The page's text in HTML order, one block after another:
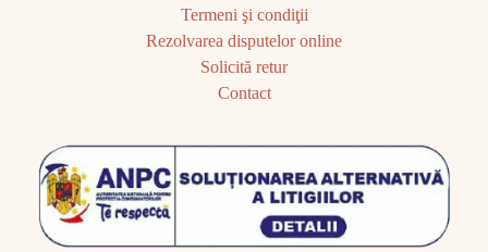
Termeni şi condiţii
Rezolvarea disputelor online
Solicită retur
Contact